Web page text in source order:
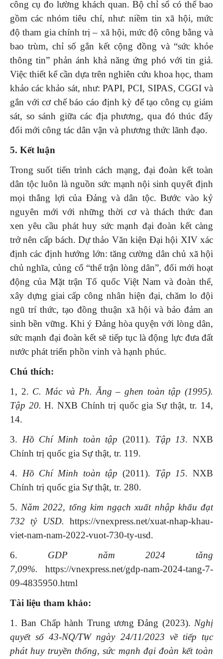
công cụ đo lường khách quan. Bộ chỉ số có thể bao
gồm các nhóm tiêu chí, như: niềm tin xã hội, mức
độ tham gia chính trị – xã hội, mức độ công bằng và
bao trùm, chỉ số gắn kết cộng đồng và “sức khỏe
thông tin” phản ánh khả năng ứng phó với tin giả.
Việc thiết kế cần dựa trên nghiên cứu khoa học, tham
khảo các khảo sát, như: PAPI, PCI, SIPAS, CGGI và
gắn với cơ chế báo cáo định kỳ để tạo công cụ giám
sát, so sánh giữa các địa phương, qua đó thúc đẩy
đổi mới công tác dân vận và phương thức lãnh đạo.
5. Kết luận
Trong suốt tiến trình cách mạng, đại đoàn kết toàn
dân tộc luôn là nguồn sức mạnh nội sinh quyết định
mọi thắng lợi của Đảng và dân tộc. Bước vào kỷ
nguyên mới với những thời cơ và thách thức đan
xen yêu cầu phát huy sức mạnh đại đoàn kết càng
trở nên cấp bách. Dự thảo Văn kiện Đại hội XIV xác
định các định hướng lớn: tăng cường dân chủ xã hội
chủ nghĩa, củng cố “thế trận lòng dân”, đổi mới hoạt
động của Mặt trận Tổ quốc Việt Nam và đoàn thể,
xây dựng giai cấp công nhân hiện đại, chăm lo đội
ngũ trí thức, tạo đồng thuận xã hội và bảo đảm an
sinh bền vững. Khi ý Đảng hòa quyện với lòng dân,
sức mạnh đại đoàn kết sẽ tiếp tục là động lực đưa đất
nước phát triển phồn vinh và hạnh phúc.
Chú thích:
1, 2. C. Mác và Ph. Ăng – ghen toàn tập (1995).
Tập 20. H. NXB Chính trị quốc gia Sự thật, tr. 14,
14.
3. Hồ Chí Minh toàn tập (2011). Tập 13. NXB
Chính trị quốc gia Sự thật, tr. 119.
4. Hồ Chí Minh toàn tập (2011). Tập 15. NXB
Chính trị quốc gia Sự thật, tr. 280.
5. Năm 2022, tổng kim ngạch xuất nhập khẩu đạt
732 tỷ USD. https://vnexpress.net/xuat-nhap-khau-
viet-nam-nam-2022-vuot-730-ty-usd.
6. GDP năm 2024 tăng
7,09%. https://vnexpress.net/gdp-nam-2024-tang-7-
09-4835950.html
Tài liệu tham khảo:
1. Ban Chấp hành Trung ương Đảng (2023). Nghị
quyết số 43-NQ/TW ngày 24/11/2023 về tiếp tục
phát huy truyền thống, sức mạnh đại đoàn kết toàn